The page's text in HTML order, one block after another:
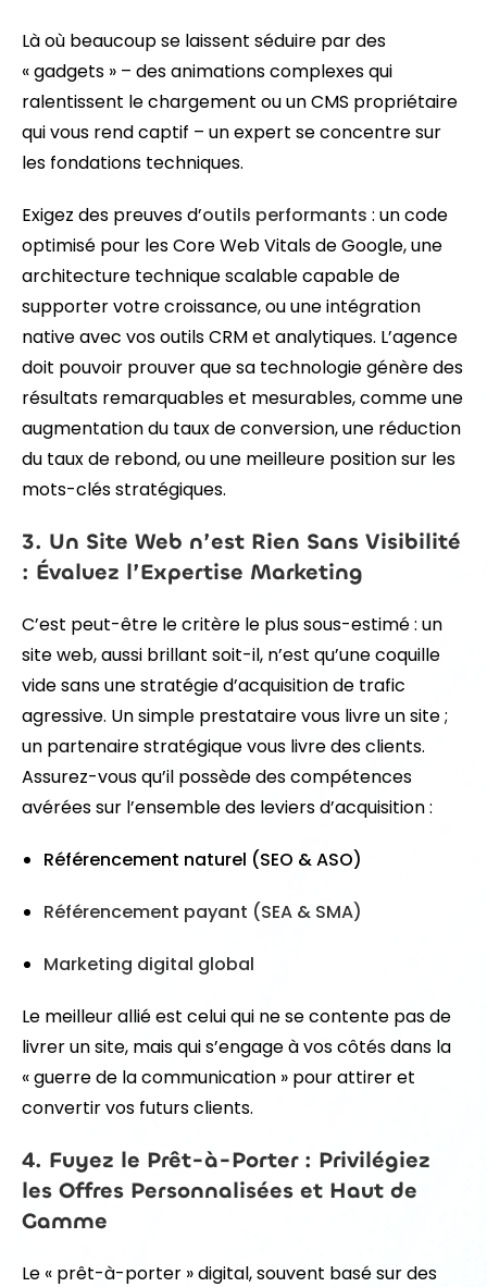
Là où beaucoup se laissent séduire par des
« gadgets » – des animations complexes qui
ralentissent le chargement ou un CMS propriétaire
qui vous rend captif – un expert se concentre sur
les fondations techniques.
Exigez des preuves d’outils performants : un code
optimisé pour les Core Web Vitals de Google, une
architecture technique scalable capable de
supporter votre croissance, ou une intégration
native avec vos outils CRM et analytiques. L’agence
doit pouvoir prouver que sa technologie génère des
résultats remarquables et mesurables, comme une
augmentation du taux de conversion, une réduction
du taux de rebond, ou une meilleure position sur les
mots-clés stratégiques.
3. Un Site Web n’est Rien Sans Visibilité
: Évaluez l’Expertise Marketing
C’est peut-être le critère le plus sous-estimé : un
site web, aussi brillant soit-il, n’est qu’une coquille
vide sans une stratégie d’acquisition de trafic
agressive. Un simple prestataire vous livre un site ;
un partenaire stratégique vous livre des clients.
Assurez-vous qu’il possède des compétences
avérées sur l’ensemble des leviers d’acquisition :
Référencement naturel (SEO & ASO)
Référencement payant (SEA & SMA)
Marketing digital global
Le meilleur allié est celui qui ne se contente pas de
livrer un site, mais qui s’engage à vos côtés dans la
« guerre de la communication » pour attirer et
convertir vos futurs clients.
4. Fuyez le Prêt-à-Porter : Privilégiez
les Offres Personnalisées et Haut de
Gamme
Le « prêt-à-porter » digital, souvent basé sur des